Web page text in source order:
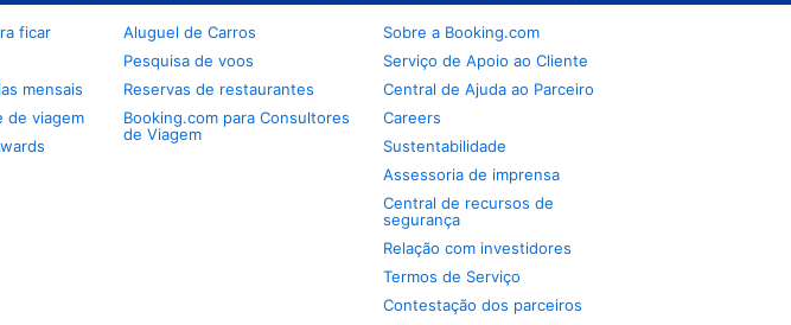
ficar
mensais
de viagem
Aluguel de Carros
Pesquisa de voos
Reservas de restaurantes
Booking.com para Consultores
de Viagem
Sobre a Booking.com
Serviço de Apoio ao Cliente
Central de Ajuda ao Parceiro
Careers
Sustentabilidade
Assessoria de imprensa
Central de recursos de
segurança
Relação com investidores
Termos de Serviço
Contestação dos parceiros